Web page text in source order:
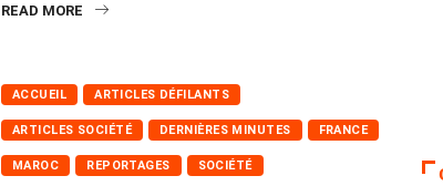
READ MORE
ACCUEIL ARTICLES DÉFILANTS
ARTICLES SOCIÉTÉ DERNIÈRES MINUTES FRANCE
MAROC REPORTAGES SOCIÉTÉ